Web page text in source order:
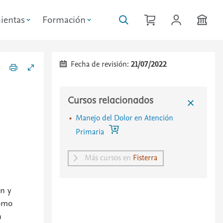
Formación
y
Fecha de revisión:21/07/2022
Cursos relacionados
Manejo del Dolor en Atención
Primaria
Más cursos en Fisterra